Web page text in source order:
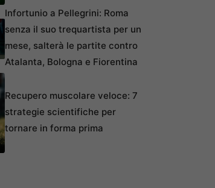
Infortunio a Pellegrini: Roma
senza il suo trequartista per un
mese, salterà le partite contro
Atalanta, Bologna e Fiorentina
Recupero muscolare veloce: 7
strategie scientifiche per
tornare in forma prima